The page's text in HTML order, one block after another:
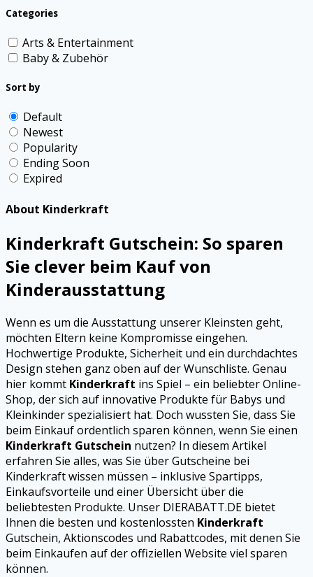
Categories
Arts & Entertainment
Baby & Zubehör
Sort by
Default
Newest
Popularity
Ending Soon
Expired
About Kinderkraft
Kinderkraft Gutschein: So sparen
Sie clever beim Kauf von
Kinderausstattung
Wenn es um die Ausstattung unserer Kleinsten geht,
möchten Eltern keine Kompromisse eingehen.
Hochwertige Produkte, Sicherheit und ein durchdachtes
Design stehen ganz oben auf der Wunschliste. Genau
hier kommt Kinderkraft ins Spiel – ein beliebter Online-
Shop, der sich auf innovative Produkte für Babys und
Kleinkinder spezialisiert hat. Doch wussten Sie, dass Sie
beim Einkauf ordentlich sparen können, wenn Sie einen
Kinderkraft Gutschein nutzen? In diesem Artikel
erfahren Sie alles, was Sie über Gutscheine bei
Kinderkraft wissen müssen – inklusive Spartipps,
Einkaufsvorteile und einer Übersicht über die
beliebtesten Produkte. Unser DIERABATT.DE bietet
Ihnen die besten und kostenlossten Kinderkraft
Gutschein, Aktionscodes und Rabattcodes, mit denen Sie
beim Einkaufen auf der offiziellen Website viel sparen
können.